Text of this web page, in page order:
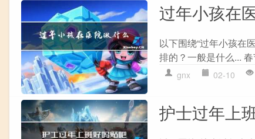
过年小孩在
以下围绕“过年小孩在
排的？一般是什么...
gnx 02-10
护士过年上